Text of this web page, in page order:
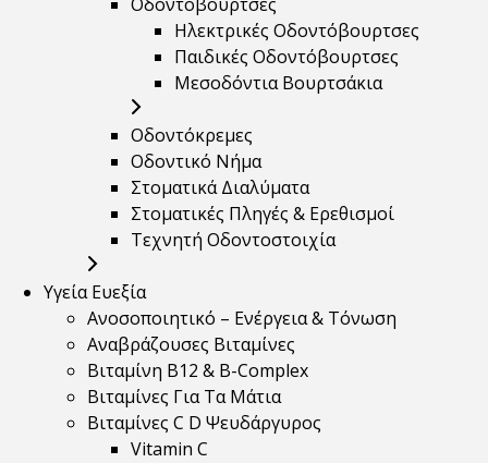
Οδοντόβουρτσες
Ηλεκτρικές Οδοντόβουρτσες
Παιδικές Οδοντόβουρτσες
Μεσοδόντια Βουρτσάκια
Οδοντόκρεμες
Οδοντικό Νήμα
Στοματικά Διαλύματα
Στοματικές Πληγές & Ερεθισμοί
Τεχνητή Οδοντοστοιχία
Υγεία Ευεξία
Ανοσοποιητικό – Ενέργεια & Τόνωση
Αναβράζουσες Βιταμίνες
Βιταμίνη B12 & Β-Complex
Βιταμίνες Για Τα Μάτια
Βιταμίνες C D Ψευδάργυρος
Vitamin C